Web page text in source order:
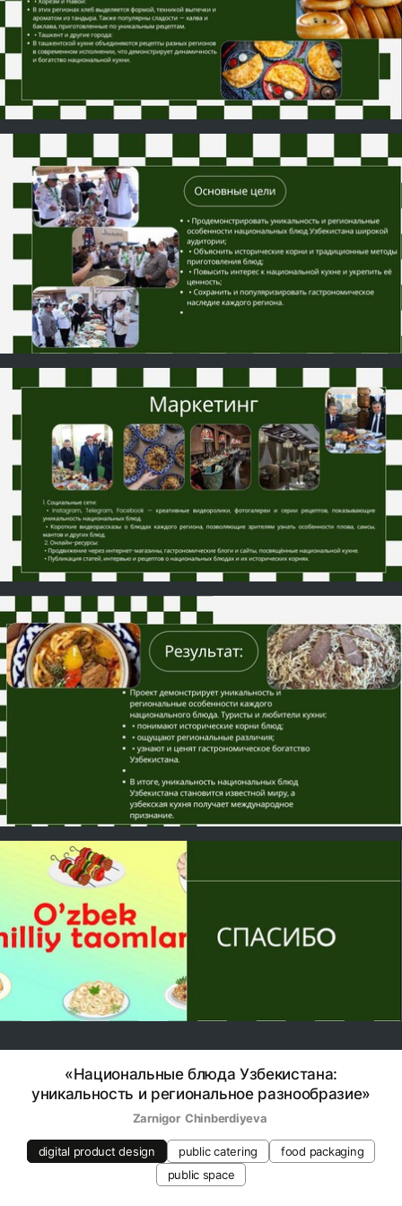
«Национальные блюда Узбекистана:
уникальность и региональное разнообразие»
Zarnigor  Chinberdiyeva
digital product design public catering
food packaging
public space